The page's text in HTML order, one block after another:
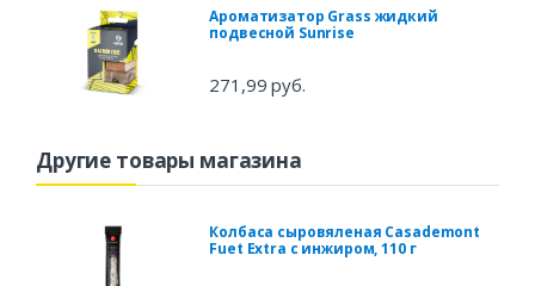
Ароматизатор Grass жидкий
подвесной Sunrise
271,99 руб.
Другие товары магазина
Колбаса сыровяленая Casademont
Fuet Extra с инжиром, 110 г